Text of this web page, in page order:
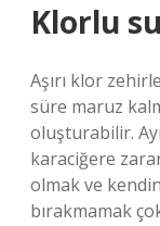
Klorlu
Aşırı klor
süre maruz
oluşturabilir.
karaciğere
olmak ve
bırakmamak